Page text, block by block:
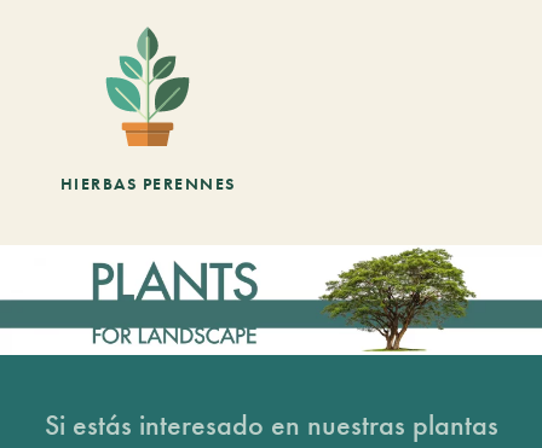
HIERBAS PERENNES
Si estás interesado en nuestras plantas